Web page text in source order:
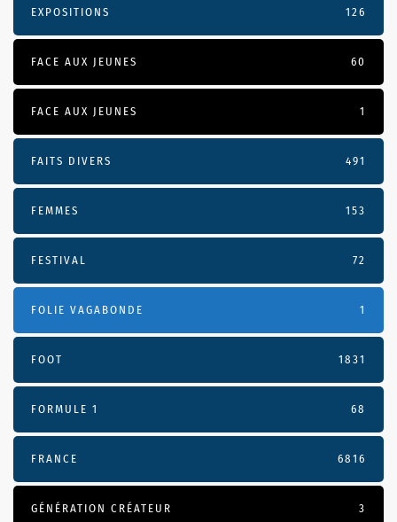
EXPOSITIONS 126
FACE AUX JEUNES 60
FACE AUX JEUNES 1
FAITS DIVERS 491
FEMMES 153
FESTIVAL 72
FOLIE VAGABONDE 1
FOOT 1831
FORMULE 1 68
FRANCE 6816
GÉNÉRATION CRÉATEUR 3